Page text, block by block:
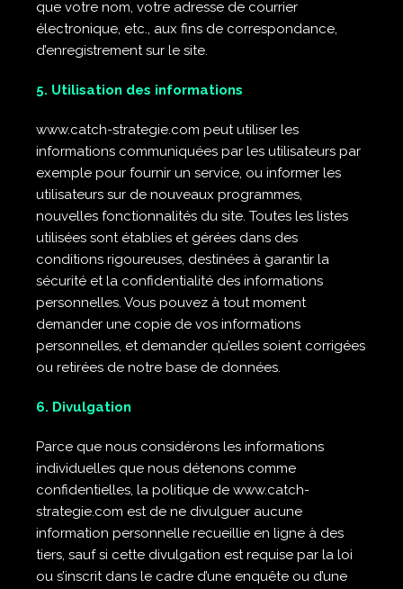
que votre nom, votre adresse de courrier
électronique, etc., aux fins de correspondance,
d’enregistrement sur le site.
5. Utilisation des informations
www.catch-strategie.com peut utiliser les
informations communiquées par les utilisateurs par
exemple pour fournir un service, ou informer les
utilisateurs sur de nouveaux programmes,
nouvelles fonctionnalités du site. Toutes les listes
utilisées sont établies et gérées dans des
conditions rigoureuses, destinées à garantir la
sécurité et la confidentialité des informations
personnelles. Vous pouvez à tout moment
demander une copie de vos informations
personnelles, et demander qu’elles soient corrigées
ou retirées de notre base de données.
6. Divulgation
Parce que nous considérons les informations
individuelles que nous détenons comme
confidentielles, la politique de www.catch-
strategie.com est de ne divulguer aucune
information personnelle recueillie en ligne à des
tiers, sauf si cette divulgation est requise par la loi
ou s’inscrit dans le cadre d’une enquête ou d’une